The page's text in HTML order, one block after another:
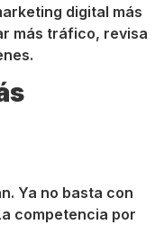
digital más
más tráfico, revisa
Ya no basta con
competencia por